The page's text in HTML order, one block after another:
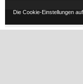
Die Cookie-Einstellungen